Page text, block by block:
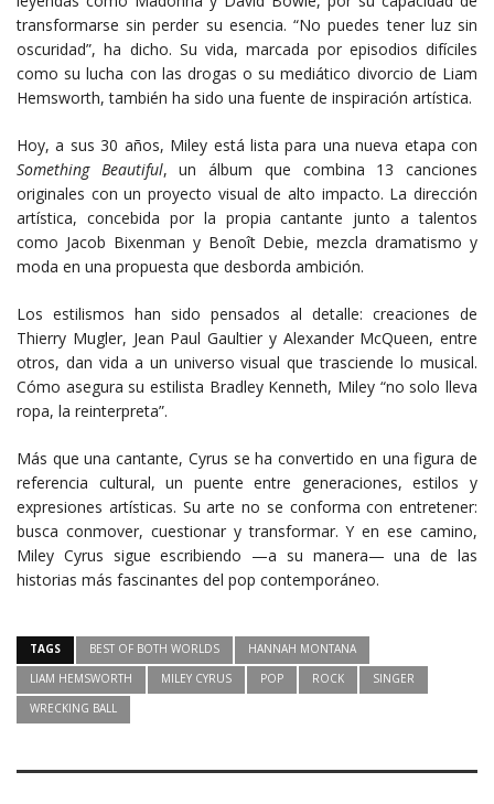
transformarse sin perder su esencia. “No puedes tener luz sin
oscuridad”, ha dicho. Su vida, marcada por episodios difíciles
como su lucha con las drogas o su mediático divorcio de Liam
Hemsworth, también ha sido una fuente de inspiración artística.
Hoy, a sus 30 años, Miley está lista para una nueva etapa con
Something Beautiful, un álbum que combina 13 canciones
originales con un proyecto visual de alto impacto. La dirección
artística, concebida por la propia cantante junto a talentos
como Jacob Bixenman y Benoît Debie, mezcla dramatismo y
moda en una propuesta que desborda ambición.
Los estilismos han sido pensados al detalle: creaciones de
Thierry Mugler, Jean Paul Gaultier y Alexander McQueen, entre
otros, dan vida a un universo visual que trasciende lo musical.
Cómo asegura su estilista Bradley Kenneth, Miley “no solo lleva
ropa, la reinterpreta”.
Más que una cantante, Cyrus se ha convertido en una figura de
referencia cultural, un puente entre generaciones, estilos y
expresiones artísticas. Su arte no se conforma con entretener:
busca conmover, cuestionar y transformar. Y en ese camino,
Miley Cyrus sigue escribiendo —a su manera— una de las
historias más fascinantes del pop contemporáneo.
TAGS BEST OF BOTH WORLDS
HANNAH MONTANA
LIAM HEMSWORTH
MILEY CYRUS POP ROCK
SINGER
WRECKING BALL